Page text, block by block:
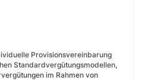
Provisionsvereinbarung
Standardvergütungsmodellen,
im Rahmen von